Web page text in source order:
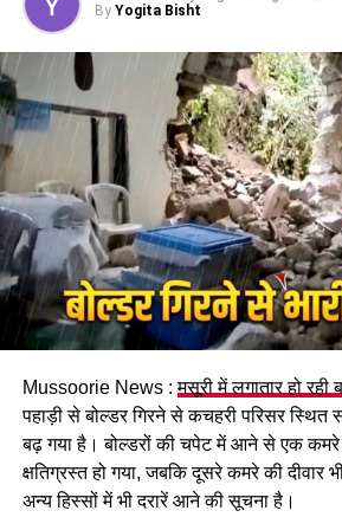
मजदूरी का प्रावधान भी किया गया है।
पढ़े धामी कैबिनेट के
GST संशोधित अध्यादेश को मंजूरी।
नैनीताल हाईकोर्ट के लिए हल्द्वानी
देने का फैसला।
राज्य क्रीड़ा विश्वविद्यालय हल्द्वानी
By Yogita Bisht
Mussoorie News :मसूरी में लगातार हो रही
पहाड़ी से बोल्डर गिरने से कचहरी परिसर स्थित
बढ़ गया है। बोल्डरों की चपेट में आने से एक कमरे
क्षतिग्रस्त हो गया, जबकि दूसरे कमरे की दीवार
अन्य हिस्सों में भी दरारें आने की सूचना है।